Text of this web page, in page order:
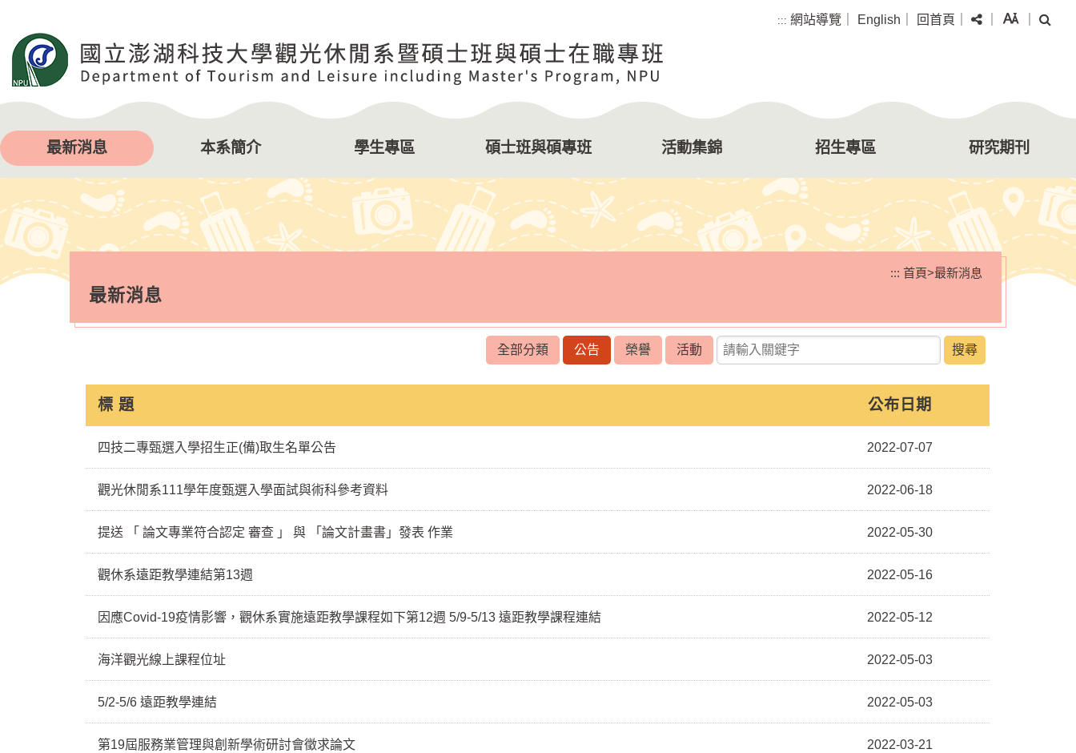
容
塊
::: 網站導覽 English 回首頁 分享 字級
最新消息 本系簡介 學生專區 碩士班與碩專班 活動集錦 招生專區 研究期刊
::: 首頁>最新消息
最新消息
全部分類 公告 榮譽 活動 請輸入關鍵字
標 題 公布日期
四技二專甄選入學招生正(備)取生名單公告 2022-07-07
觀光休閒系111學年度甄選入學面試與術科參考資料 2022-06-18
提送 「 論文專業符合認定 審查 」 與 「論文計畫書」發表 作業 2022-05-30
觀休系遠距教學連結第13週 2022-05-16
因應Covid-19疫情影響，觀休系實施遠距教學課程如下第12週 5/9-5/13 遠距教學課程連結 2022-05-12
海洋觀光線上課程位址 2022-05-03
5/2-5/6 遠距教學連結 2022-05-03
第19屆服務業管理與創新學術研討會徵求論文 2022-03-21